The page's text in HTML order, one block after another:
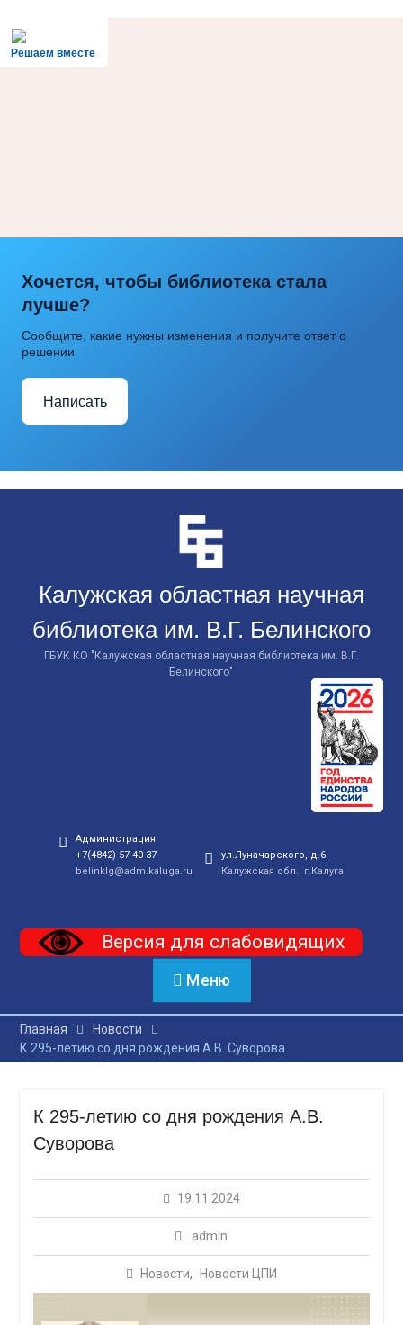
Решаем вместе
Хочется, чтобы библиотека стала
лучше?
Сообщите, какие нужны изменения и получите ответ о
решении
Написать
Калужская областная научная
библиотека им. В.Г. Белинского
ГБУК КО "Калужская областная научная библиотека им. В.Г.
Белинского"
Администрация
+7(4842) 57-40-37
belinklg@adm.kaluga.ru
ул.Луначарского, д.6
Калужская обл., г.Калуга
Версия для слабовидящих
Меню
Главная
Новости
К 295-летию со дня рождения А.В. Суворова
К 295-летию со дня рождения А.В.
Суворова
19.11.2024
admin
Новости, Новости ЦПИ